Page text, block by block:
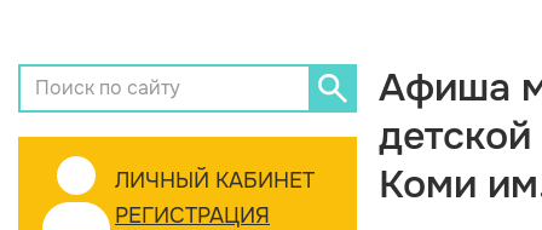
ЛИЧНЫЙ КАБИНЕТ
РЕГИСТРАЦИЯ
Афиша
Коми